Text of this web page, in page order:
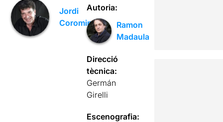
Jordi
Coromina
Autoria:
Ramon
Madaula
Direcció
tècnica:
Germán
Girelli
Escenografia: